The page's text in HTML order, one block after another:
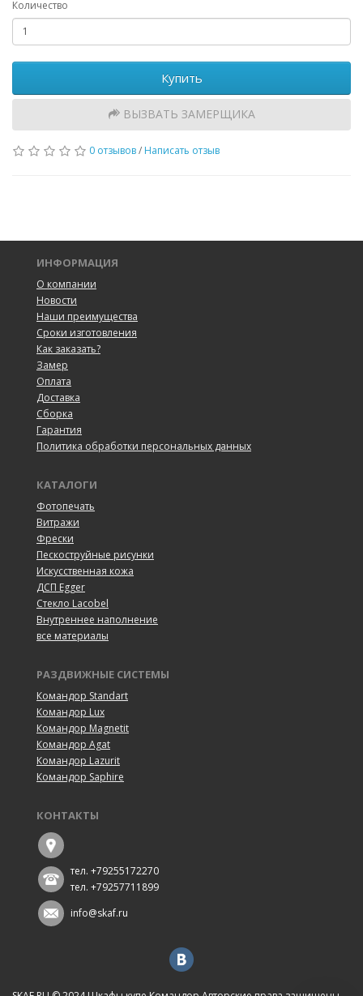
Количество
Купить
ВЫЗВАТЬ ЗАМЕРЩИКА
0 отзывов/ Написать отзыв
ИНФОРМАЦИЯ
О компании
Новости
Наши преимущества
Сроки изготовления
Как заказать?
Замер
Оплата
Доставка
Сборка
Гарантия
Политика обработки персональных данных
КАТАЛОГИ
Фотопечать
Витражи
Фрески
Пескоструйные рисунки
Искусственная кожа
ДСП Egger
Cтекло Lacobel
Внутреннее наполнение
все материалы
РАЗДВИЖНЫЕ СИСТЕМЫ
Командор Standart
Командор Lux
Командор Magnetit
Командор Agat
Командор Lazurit
Командор Saphire
КОНТАКТЫ
тел. +79255172270
тел. +79257711899
info@skaf.ru